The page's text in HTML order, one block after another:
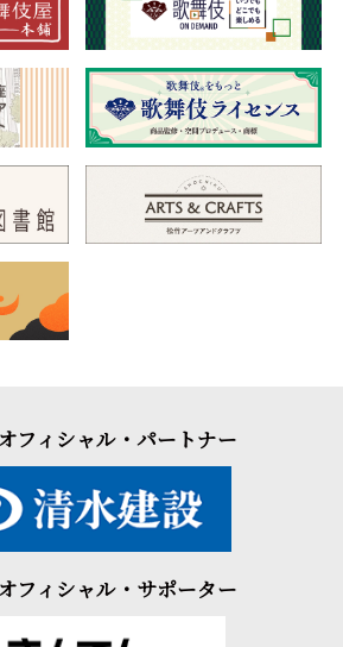
フィシャル・パートナー
フィシャル・サポーター